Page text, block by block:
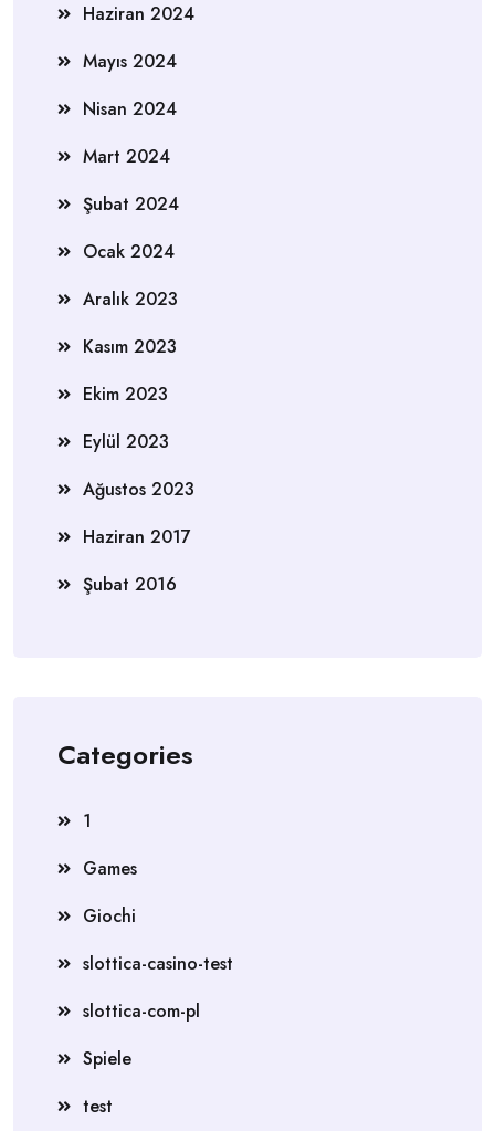
Haziran 2024
Mayıs 2024
Nisan 2024
Mart 2024
Şubat 2024
Ocak 2024
Aralık 2023
Kasım 2023
Ekim 2023
Eylül 2023
Ağustos 2023
Haziran 2017
Şubat 2016
Categories
1
Games
Giochi
slottica-casino-test
slottica-com-pl
Spiele
test